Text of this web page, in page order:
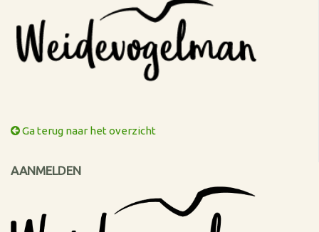
Ga terug naar het overzicht
AANMELDEN